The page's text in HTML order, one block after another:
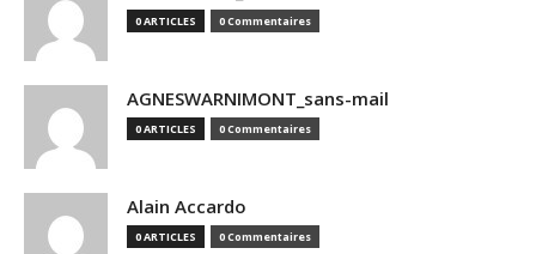
0 ARTICLES 0 Commentaires
AGNESWARNIMONT_sans-mail
0 ARTICLES 0 Commentaires
Alain Accardo
0 ARTICLES 0 Commentaires